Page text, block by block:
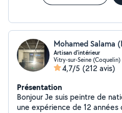
Mohamed Salama
Artisan d'intérieur
Vitry-sur-Seine (Coquelin)
4,7/5 (212 avis)
Présentation
Bonjour Je suis peintre de
une expérience de 12 années dans